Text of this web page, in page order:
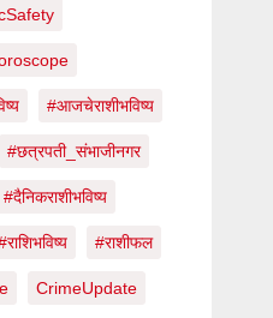
#आजचेराशीभविष्य
#छत्रपती_संभाजीनगर
#दैनिकराशीभविष्य
#राशीफल
CrimeUpdate